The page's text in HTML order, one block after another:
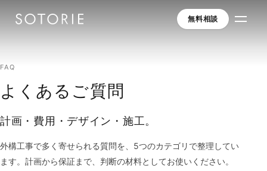
無料相談
FAQ
よくあるご質問
計画・費用・デザイン・施工。
外構工事で多く寄せられる質問を、5つのカテゴリで整理してい
ます。計画から保証まで、判断の材料としてお使いください。